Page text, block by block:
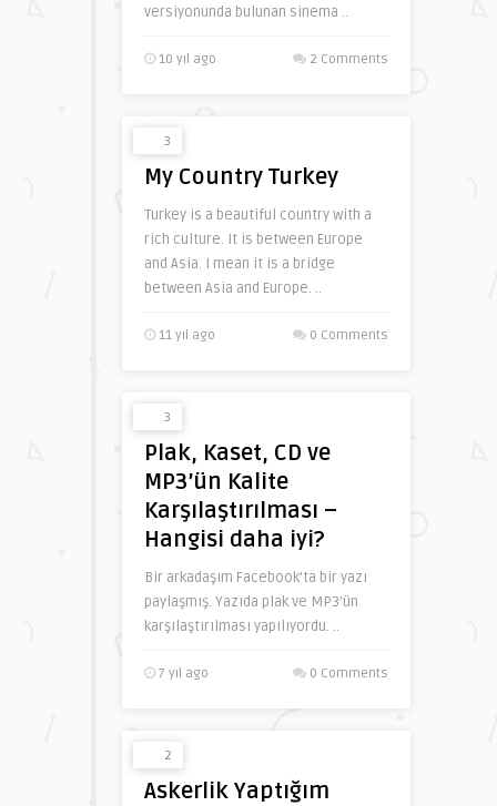
versiyonunda bulunan sinema ..
10 yıl ago 2 Comments
3
My Country Turkey
Turkey is a beautiful country with a
rich culture. It is between Europe
and Asia. I mean it is a bridge
between Asia and Europe. ..
11 yıl ago 0 Comments
3
Plak, Kaset, CD ve
MP3’ün Kalite
Karşılaştırılması –
Hangisi daha iyi?
Bir arkadaşım Facebook’ta bir yazı
paylaşmış. Yazıda plak ve MP3’ün
karşılaştırılması yapılıyordu. ..
7 yıl ago 0 Comments
2
Askerlik Yaptığım